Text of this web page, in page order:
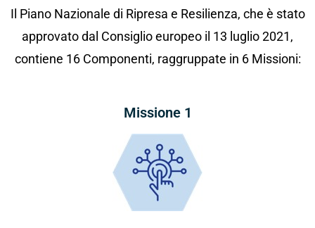
Il Piano Nazionale di Ripresa e Resilienza, che è stato
approvato dal Consiglio europeo il 13 luglio 2021,
contiene 16 Componenti, raggruppate in 6 Missioni:
Missione 1